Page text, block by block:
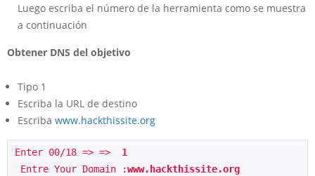
Luego escriba el número de la herramienta como se muestra
a continuación
Obtener DNS del objetivo
Tipo 1
Escriba la URL de destino
Escriba www.hackthissite.org
Enter 00/18 => => 1
Entre Your Domain :www.hackthissite.org